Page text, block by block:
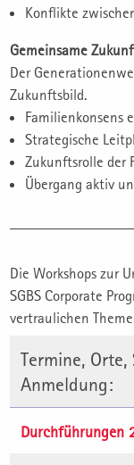
Konflikte
Gemeinsame
Der
Zukunftsbild.
Familienkonsens
Strategische
Zukunftsrolle der
Übergang aktiv
Die Workshops zur
SGBS Corporate
vertraulichen
Termine,
Anmeldung:
Durchführungen